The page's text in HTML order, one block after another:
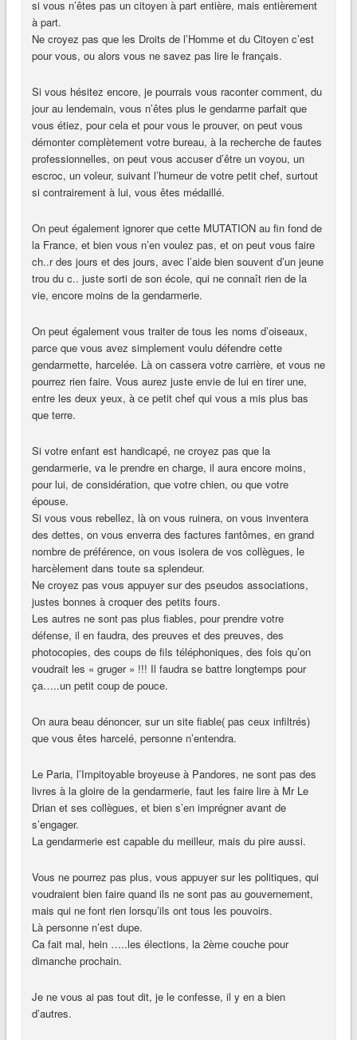
si vous n’êtes pas un citoyen à part entière, mais entièrement
à part.
Ne croyez pas que les Droits de l’Homme et du Citoyen c’est
pour vous, ou alors vous ne savez pas lire le français.
Si vous hésitez encore, je pourrais vous raconter comment, du
jour au lendemain, vous n’êtes plus le gendarme parfait que
vous étiez, pour cela et pour vous le prouver, on peut vous
démonter complètement votre bureau, à la recherche de fautes
professionnelles, on peut vous accuser d’être un voyou, un
escroc, un voleur, suivant l’humeur de votre petit chef, surtout
si contrairement à lui, vous êtes médaillé.
On peut également ignorer que cette MUTATION au fin fond de
la France, et bien vous n’en voulez pas, et on peut vous faire
ch..r des jours et des jours, avec l’aide bien souvent d’un jeune
trou du c.. juste sorti de son école, qui ne connaît rien de la
vie, encore moins de la gendarmerie.
On peut également vous traiter de tous les noms d’oiseaux,
parce que vous avez simplement voulu défendre cette
gendarmette, harcelée. Là on cassera votre carrière, et vous ne
pourrez rien faire. Vous aurez juste envie de lui en tirer une,
entre les deux yeux, à ce petit chef qui vous a mis plus bas
que terre.
Si votre enfant est handicapé, ne croyez pas que la
gendarmerie, va le prendre en charge, il aura encore moins,
pour lui, de considération, que votre chien, ou que votre
épouse.
Si vous vous rebellez, là on vous ruinera, on vous inventera
des dettes, on vous enverra des factures fantômes, en grand
nombre de préférence, on vous isolera de vos collègues, le
harcèlement dans toute sa splendeur.
Ne croyez pas vous appuyer sur des pseudos associations,
justes bonnes à croquer des petits fours.
Les autres ne sont pas plus fiables, pour prendre votre
défense, il en faudra, des preuves et des preuves, des
photocopies, des coups de fils téléphoniques, des fois qu’on
voudrait les « gruger » !!! Il faudra se battre longtemps pour
ça…..un petit coup de pouce.
On aura beau dénoncer, sur un site fiable( pas ceux infiltrés)
que vous êtes harcelé, personne n’entendra.
Le Paria, l’Impitoyable broyeuse à Pandores, ne sont pas des
livres à la gloire de la gendarmerie, faut les faire lire à Mr Le
Drian et ses collègues, et bien s’en imprégner avant de
s’engager.
La gendarmerie est capable du meilleur, mais du pire aussi.
Vous ne pourrez pas plus, vous appuyer sur les politiques, qui
voudraient bien faire quand ils ne sont pas au gouvernement,
mais qui ne font rien lorsqu’ils ont tous les pouvoirs.
Là personne n’est dupe.
Ca fait mal, hein …..les élections, la 2ème couche pour
dimanche prochain.
Je ne vous ai pas tout dit, je le confesse, il y en a bien
d’autres.